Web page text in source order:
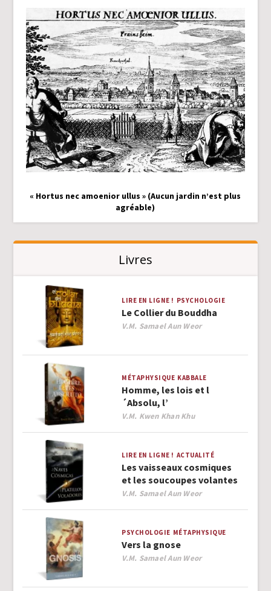
« Hortus nec amoenior ullus » (Aucun jardin n’est plus
agréable)
Livres
LIRE EN LIGNE ! PSYCHOLOGIE
Le Collier du Bouddha
Author
V.M. Samael Aun Weor
MÉTAPHYSIQUE KABBALE
Homme, les lois et l
´Absolu, l’
Author
V.M. Kwen Khan Khu
LIRE EN LIGNE ! ACTUALITÉ
Les vaisseaux cosmiques
et les soucoupes volantes
Author
V.M. Samael Aun Weor
PSYCHOLOGIE MÉTAPHYSIQUE
Vers la gnose
Author
V.M. Samael Aun Weor